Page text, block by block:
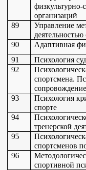
организаций
89
Управление
90 Адаптивная
91
Психология
92
спортсмена.
93
Психология
спорте
94
тренерской
95
спортсменов
96
спортивной